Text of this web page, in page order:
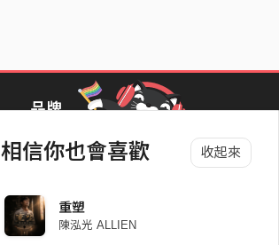
相信你也會喜歡 收起來
重塑
陳泓光 ALLIEN
品牌
StreetVoice Awards 街聲音樂獎
Blow 吹音樂
Packer 派歌
SimpleLife 簡單生活節